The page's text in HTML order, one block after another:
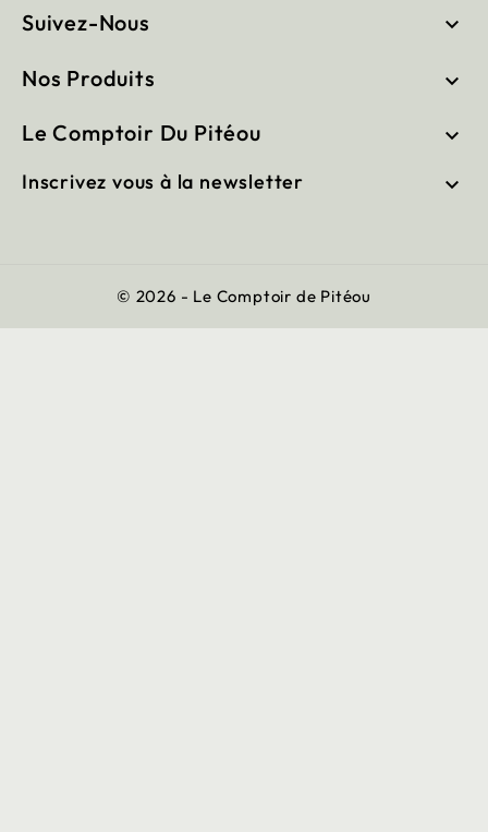
Suivez-Nous 
Nos Produits 
Le Comptoir Du Pitéou 
Inscrivez vous à la newsletter 
© 2026 - Le Comptoir de Pitéou